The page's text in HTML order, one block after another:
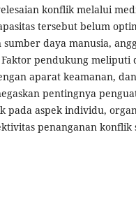
konflik melalui
tersebut belum
daya manusia,
pendukung
aparat keamanan,
pentingnya
pada aspek individu,
penanganan konflik